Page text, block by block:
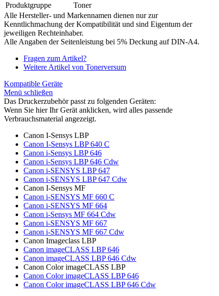
Produktgruppe
Toner
Alle Hersteller- und Markennamen dienen nur zur
Kenntlichmachung der Kompatibilität und sind Eigentum der
jeweiligen Rechteinhaber.
Alle Angaben der Seitenleistung bei 5% Deckung auf DIN-A4.
Fragen zum Artikel?
Weitere Artikel von Tonerversum
Kompatible Geräte
Menü schließen
Das Druckerzubehör passt zu folgenden Geräten:
Wenn Sie hier Ihr Gerät anklicken, wird alles passende
Verbrauchsmaterial angezeigt.
Canon I-Sensys LBP
Canon I-Sensys LBP 640 C
Canon i-Sensys LBP 646
Canon i-Sensys LBP 646 Cdw
Canon i-SENSYS LBP 647
Canon i-SENSYS LBP 647 Cdw
Canon I-Sensys MF
Canon i-SENSYS MF 660 C
Canon i-SENSYS MF 664
Canon i-Sensys MF 664 Cdw
Canon i-SENSYS MF 667
Canon i-SENSYS MF 667 Cdw
Canon Imageclass LBP
Canon imageCLASS LBP 646
Canon imageCLASS LBP 646 Cdw
Canon Color imageCLASS LBP
Canon Color imageCLASS LBP 646
Canon Color imageCLASS LBP 646 Cdw